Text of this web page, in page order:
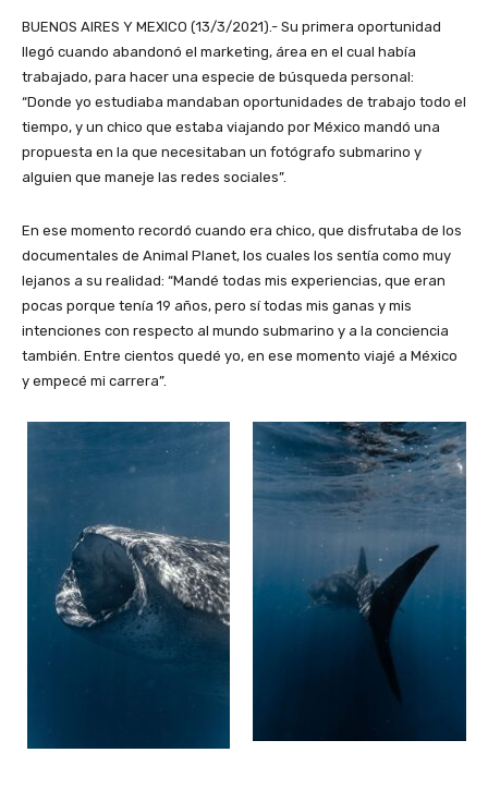
BUENOS AIRES Y MEXICO (13/3/2021).- Su primera oportunidad
llegó cuando abandonó el marketing, área en el cual había
trabajado, para hacer una especie de búsqueda personal:
“Donde yo estudiaba mandaban oportunidades de trabajo todo el
tiempo, y un chico que estaba viajando por México mandó una
propuesta en la que necesitaban un fotógrafo submarino y
alguien que maneje las redes sociales”.
En ese momento recordó cuando era chico, que disfrutaba de los
documentales de Animal Planet, los cuales los sentía como muy
lejanos a su realidad: “Mandé todas mis experiencias, que eran
pocas porque tenía 19 años, pero sí todas mis ganas y mis
intenciones con respecto al mundo submarino y a la conciencia
también. Entre cientos quedé yo, en ese momento viajé a México
y empecé mi carrera”.